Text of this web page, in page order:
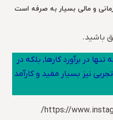
و مالی بسیار به صرفه است
باشید.
در برآورد کارها, بلکه در
نیز بسیار مفید و کارآمد
https://